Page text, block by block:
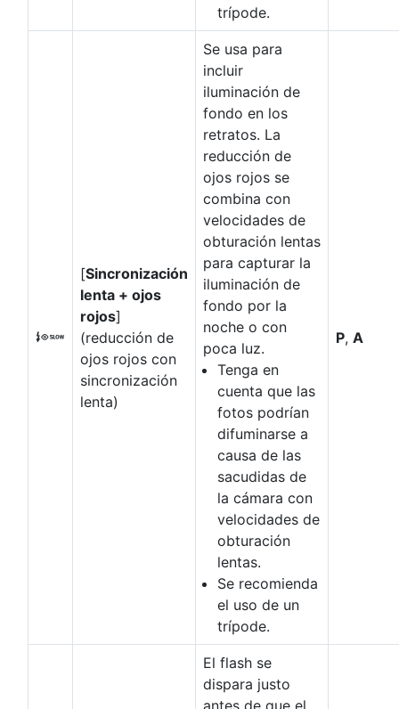
trípode.
K
[Sincronización
lenta + ojos
rojos]
(reducción de
ojos rojos con
sincronización
lenta)
Se usa para
incluir
iluminación de
fondo en los
retratos. La
reducción de
ojos rojos se
combina con
velocidades de
obturación lentas
para capturar la
iluminación de
fondo por la
noche o con
poca luz.
Tenga en
cuenta que las
fotos podrían
difuminarse a
causa de las
sacudidas de
la cámara con
velocidades de
obturación
lentas.
Se recomienda
el uso de un
trípode.
P, A
El flash se
dispara justo
antes de que el